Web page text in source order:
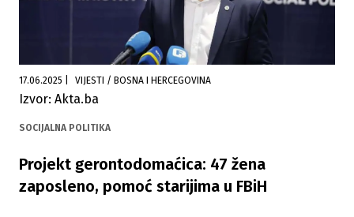
17.06.2025 VIJESTI / BOSNA I HERCEGOVINA
Izvor: Akta.ba
SOCIJALNA POLITIKA
Projekt gerontodomaćica: 47 žena
zaposleno, pomoć starijima u FBiH